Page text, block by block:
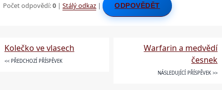
Počet odpovědí:0 |Stálý odkaz | ODPOVĚDĚT
Kolečko ve vlasech
<< PŘEDCHOZÍ PŘÍSPĚVEK
Warfarin a medvědí
česnek
NÁSLEDUJÍCÍ PŘÍSPĚVEK >>